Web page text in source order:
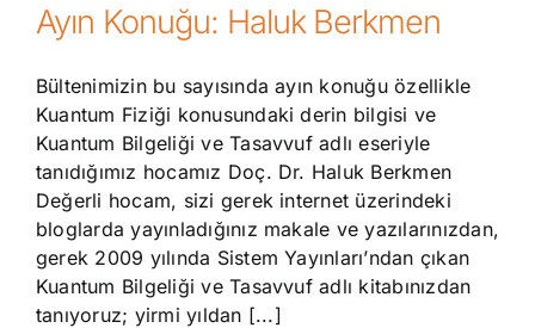
Ayın Konuğu: Haluk Berkmen
Bültenimizin bu sayısında ayın konuğu özellikle
Kuantum Fiziği konusundaki derin bilgisi ve
Kuantum Bilgeliği ve Tasavvuf adlı eseriyle
tanıdığımız hocamız Doç. Dr. Haluk Berkmen
Değerli hocam, sizi gerek internet üzerindeki
bloglarda yayınladığınız makale ve yazılarınızdan,
gerek 2009 yılında Sistem Yayınları’ndan çıkan
Kuantum Bilgeliği ve Tasavvuf adlı kitabınızdan
tanıyoruz; yirmi yıldan [...]